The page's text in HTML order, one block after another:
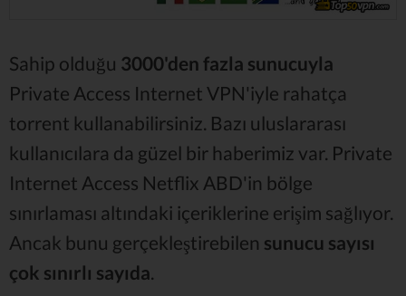
Sahip olduğu 3000'den fazla sunucuyla
Private Access Internet VPN'iyle rahatça
torrent kullanabilirsiniz. Bazı uluslararası
kullanıcılara da güzel bir haberimiz var. Private
Internet Access Netflix ABD'in bölge
sınırlaması altındaki içeriklerine erişim sağlıyor.
Ancak bunu gerçekleştirebilen sunucu sayısı
çok sınırlı sayıda.